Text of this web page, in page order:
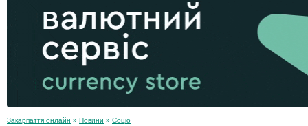
Закарпаття онлайн » Новини » Соціо